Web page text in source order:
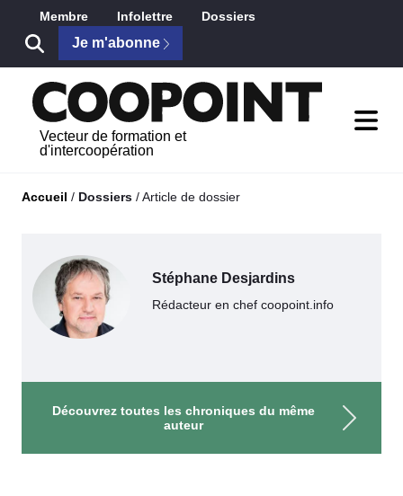
Saut au contenu principal
Membre Infolettre Dossiers
Je m'abonne
Vecteur de formation et
d'intercoopération
Accueil / Dossiers /Article de dossier
Stéphane Desjardins
Rédacteur en chef coopoint.info
Découvrez toutes les chroniques du même
auteur